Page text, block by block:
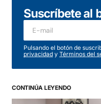
Suscríbete al
Pulsando el botón de
privacidad y Términos del
CONTINÚA LEYENDO